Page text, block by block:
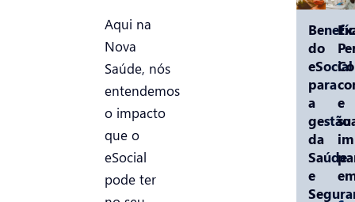
Aqui na
Nova
Saúde, nós
entendemos
o impacto
que o
eSocial
pode ter
do
eSocial
para
a
gestão
da
Saúde
e
e